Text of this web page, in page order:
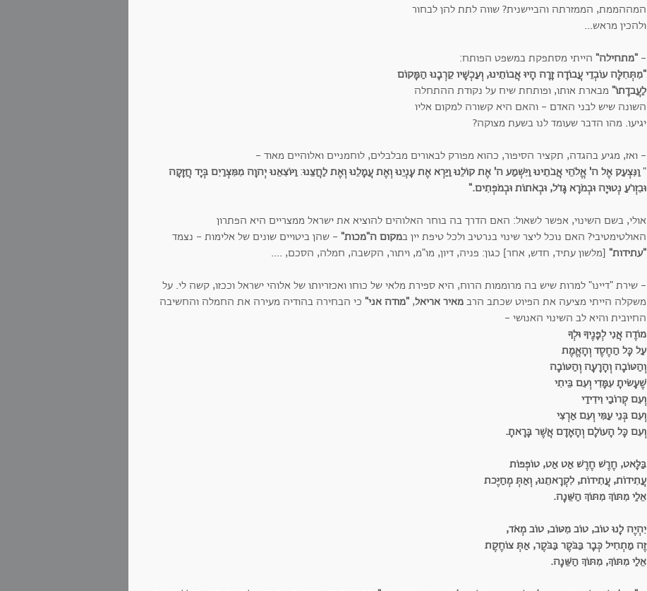
המההממת, הממזרתה והביישנית? שווה לתת להן לבחור
ולהכין מראש...
- "מתחילה" הייתי מסתפקת במשפט הפותח:
"מִתְּחִלָּה עוֹבְדֵי עֲבוֹדָה זָרָה הָיוּ אֲבוֹתֵינוּ, וְעַכְשָׁיו קֵרְבָנוּ הַמָּקוֹם
לַעֲבדָתוֹ" מבארת אותו, ופותחת שיח על נקודת ההתחלה
השונה שיש לבני האדם - והאם היא קשורה למקום אליו
יגיעו. מהו הדבר שעומד לנו בשעת מצוקה?
- ואז, מגיע בהגדה, תקציר הסיפור, כהוא מפורק לבאורים מבלבלים, לוחמניים ואלוהיים מאוד -
"וַנִּצְעַק אֶל ה' אֱלֹהֵי אֲבֹתֵינוּ וַיִּשְׁמַע ה' אֶת קוֹלֵנוּ וַיַּרְא אֶת עָנְיֵנוּ וְאֶת עֲמָלֵנוּ וְאֶת לַחֲצֵנוּ:וַיּוֹצִאֵנוּ יְהוָה מִמִּצְרַיִם בְּיָד חֲזָקָה
וּבִזְרֹעַ נְטוּיָה וּבְמֹרָא גָּדֹל, וּבְאֹתוֹת וּבְמֹפְתִים."
אולי, בשם השינוי, אפשר לשאול: האם הדרך בה בוחר האלוהים להוציא את ישראל ממצריים היא הפתרון
האולטימטיבי? האם נוכל ליצר שינוי בנרטיב ולכל טיפת יין במקום ה"מכות" - שהן ביטויים שונים של אלימות - נצמד
"עתידות" [מלשון עתיד, חדש, אחר] כגון: פניה, דיון, מו"מ, ויתור, הקשבה, חמלה, הסכם, ....
- שירת "דיינו" למרות שיש בה מרוממות הרוח, היא ספירת מלאי של כוחו ואכזריותו של אלוהי ישראל וככזו, קשה לי. על
משקלה הייתי מציעה את הפיוט שכתב הרב מאיר אריאל, "מודה אני" כי הבחירה בהודיה מעירה את החמלה והחשיבה
החיובית והיא לב השינוי האנושי -
מוֹדֶה אֲנִי לְפָנֶיךָ וּלְךָ
עַל כָּל הַחֶסֶד וְהָאֱמֶת
וְהַטּוֹבָה וְהָרָעָה וְהַטּוֹבָה
שֶׁעָשׂיתָ עִמָּדִי וְעִם בֵּיתִי
וְעִם קְרוֹבַי וִידִידַי
וְעִם בְּנֵי עַמִּי וְעִם אַרְצִי
וְעִם כָּל הָעוֹלָם וְהָאָדָם אֲשֶׁר בָּרָאתָ.
בַּלָּאט, חֶרֶשׁ חֶרֶשׁ אַט אַט, טוֹפְפוֹת
עֲתִידוֹת, עֲתִידוֹת, לִקְרָאתֵנוּ, וְאַתְּ מְחַיֶּכת
אֵלַי מִתּוֹךְ מִתּוֹךְ הַשֵּׁנָה.
יִהְיֶה לָנוּ טוֹב, טוֹב מִטּוֹב, טוֹב מְאֹד,
זֶה מַתְחִיל כְּבָר בַּבֹּקֶר בַּבֹּקֶר, אַתְּ צוֹחֶקֶת
אֵלַי מִתּוֹךְ, מִתּוֹךְ הַשֵּׁנָה.